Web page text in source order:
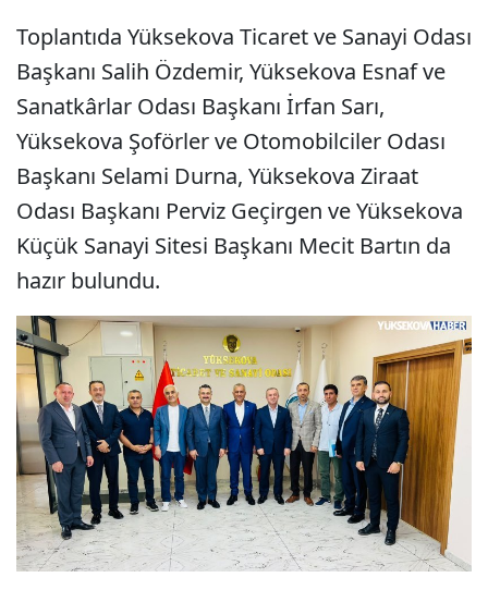
Toplantıda Yüksekova Ticaret ve Sanayi Odası
Başkanı Salih Özdemir, Yüksekova Esnaf ve
Sanatkârlar Odası Başkanı İrfan Sarı,
Yüksekova Şoförler ve Otomobilciler Odası
Başkanı Selami Durna, Yüksekova Ziraat
Odası Başkanı Perviz Geçirgen ve Yüksekova
Küçük Sanayi Sitesi Başkanı Mecit Bartın da
hazır bulundu.